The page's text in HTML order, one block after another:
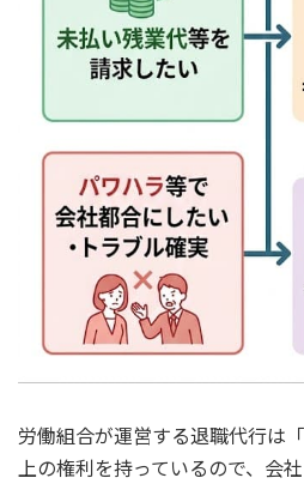
労働組合が運営する退職代行は
上の権利を持っているので、会